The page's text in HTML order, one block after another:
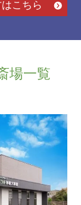
こちら
場一覧